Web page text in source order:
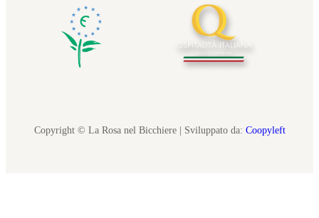
Copyright © La Rosa nel Bicchiere | Sviluppato da: Coopyleft